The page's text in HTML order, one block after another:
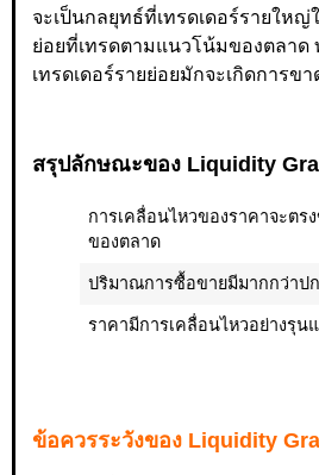
จะเป็นกลยุทธ์ที่เทรดเดอร์รายใหญ่
ย่อยที่เทรดตามแนวโน้มของตลาด
เทรดเดอร์รายย่อยมักจะเกิดการข
สรุปลักษณะของ Liquidity
การเคลื่อนไหวของราคาจะตร
ของตลาด
ปริมาณการซื้อขายมีมากกว่าป
ราคามีการเคลื่อนไหวอย่างรุนแ
ข้อควรระวังของ Liquidity